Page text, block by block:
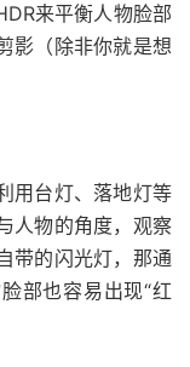
来平衡人物脸部
影（除非你就是想
用台灯、落地灯等
人物的角度，观察
带的闪光灯，那通
部也容易出现“红